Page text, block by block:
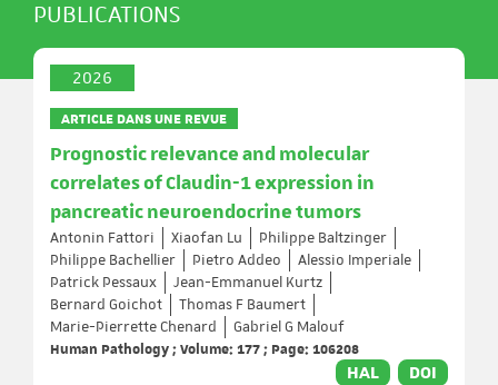
PUBLICATIONS
2026
ARTICLE DANS UNE REVUE
Prognostic relevance and molecular
correlates of Claudin-1 expression in
pancreatic neuroendocrine tumors
Antonin Fattori Xiaofan Lu
Philippe Baltzinger
Philippe Bachellier
Pietro Addeo
Alessio Imperiale
Patrick Pessaux
Jean-Emmanuel Kurtz
Bernard Goichot
Thomas F Baumert
Marie-Pierrette Chenard
Gabriel G Malouf
Human Pathology ; Volume: 177 ; Page: 106208
HAL DOI